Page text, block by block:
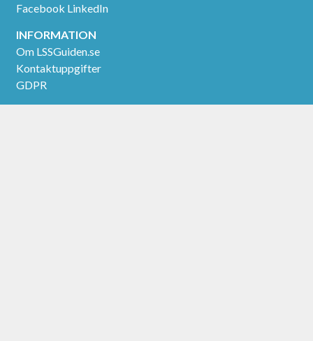
Facebook LinkedIn
INFORMATION
Om LSSGuiden.se
Kontaktuppgifter
GDPR